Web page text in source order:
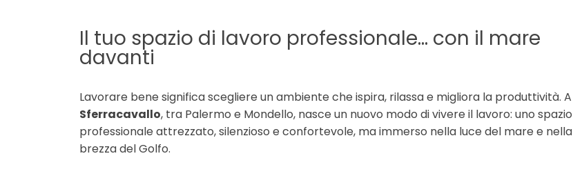
Il tuo spazio di lavoro professionale… con il mare
davanti
Lavorare bene significa scegliere un ambiente che ispira, rilassa e migliora la produttività. A
Sferracavallo, tra Palermo e Mondello, nasce un nuovo modo di vivere il lavoro: uno spazio
professionale attrezzato, silenzioso e confortevole, ma immerso nella luce del mare e nella
brezza del Golfo.